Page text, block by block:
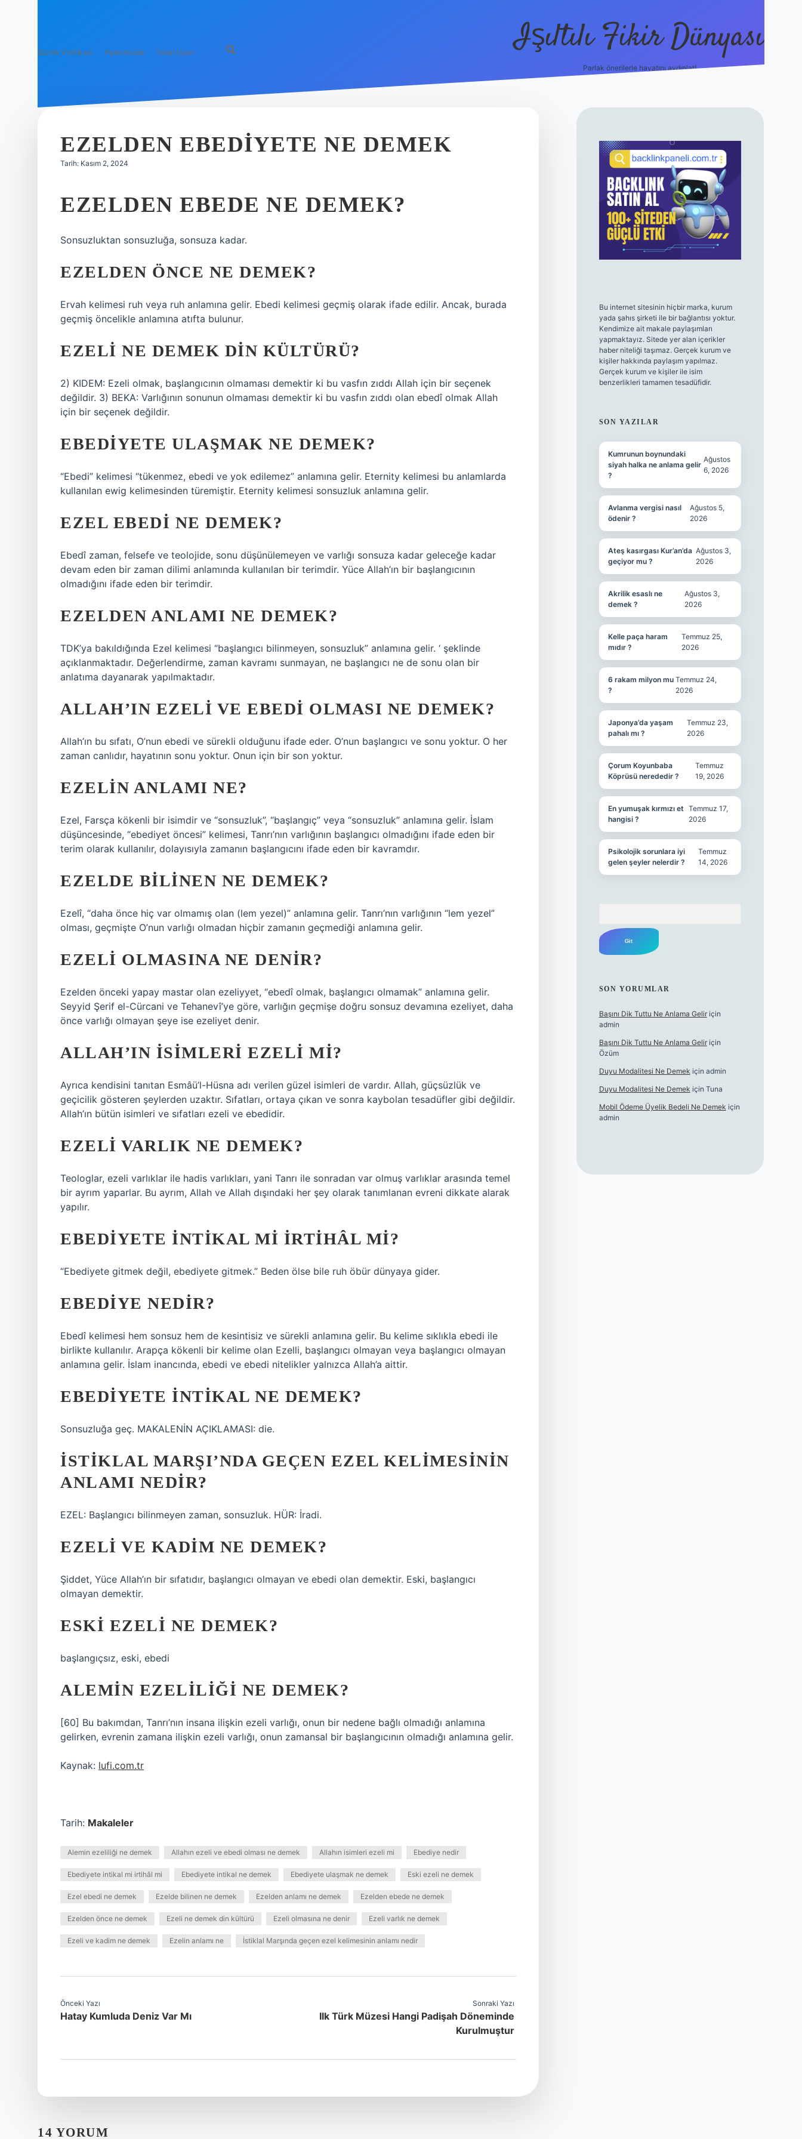
Gizlilik Politikası Hakkımızda Yasal Uyarı Işıltılı Fikir Dünyası
Parlak önerilerle hayatını aydınlat!
EZELDEN EBEDIYETE NE DEMEK
Tarih: Kasım 2, 2024
EZELDEN EBEDE NE DEMEK?
Sonsuzluktan sonsuzluğa, sonsuza kadar.
EZELDEN ÖNCE NE DEMEK?
Ervah kelimesi ruh veya ruh anlamına gelir. Ebedi kelimesi geçmiş olarak ifade edilir. Ancak, burada
geçmiş öncelikle anlamına atıfta bulunur.
EZELI NE DEMEK DIN KÜLTÜRÜ?
2) KIDEM: Ezeli olmak, başlangıcının olmaması demektir ki bu vasfın zıddı Allah için bir seçenek
değildir. 3) BEKA: Varlığının sonunun olmaması demektir ki bu vasfın zıddı olan ebedî olmak Allah
için bir seçenek değildir.
EBEDIYETE ULAŞMAK NE DEMEK?
“Ebedi” kelimesi “tükenmez, ebedi ve yok edilemez” anlamına gelir. Eternity kelimesi bu anlamlarda
kullanılan ewig kelimesinden türemiştir. Eternity kelimesi sonsuzluk anlamına gelir.
EZEL EBEDI NE DEMEK?
Ebedî zaman, felsefe ve teolojide, sonu düşünülemeyen ve varlığı sonsuza kadar geleceğe kadar
devam eden bir zaman dilimi anlamında kullanılan bir terimdir. Yüce Allah’ın bir başlangıcının
olmadığını ifade eden bir terimdir.
EZELDEN ANLAMI NE DEMEK?
TDK’ya bakıldığında Ezel kelimesi “başlangıcı bilinmeyen, sonsuzluk” anlamına gelir. ‘ şeklinde
açıklanmaktadır. Değerlendirme, zaman kavramı sunmayan, ne başlangıcı ne de sonu olan bir
anlatıma dayanarak yapılmaktadır.
ALLAH’IN EZELI VE EBEDI OLMASI NE DEMEK?
Allah’ın bu sıfatı, O’nun ebedi ve sürekli olduğunu ifade eder. O’nun başlangıcı ve sonu yoktur. O her
zaman canlıdır, hayatının sonu yoktur. Onun için bir son yoktur.
EZELIN ANLAMI NE?
Ezel, Farsça kökenli bir isimdir ve “sonsuzluk”, “başlangıç” veya “sonsuzluk” anlamına gelir. İslam
düşüncesinde, “ebediyet öncesi” kelimesi, Tanrı’nın varlığının başlangıcı olmadığını ifade eden bir
terim olarak kullanılır, dolayısıyla zamanın başlangıcını ifade eden bir kavramdır.
EZELDE BILINEN NE DEMEK?
Ezelî, “daha ​​önce hiç var olmamış olan (lem yezel)” anlamına gelir. Tanrı’nın varlığının “lem yezel”
olması, geçmişte O’nun varlığı olmadan hiçbir zamanın geçmediği anlamına gelir.
EZELI OLMASINA NE DENIR?
Ezelden önceki yapay mastar olan ezeliyyet, “ebedî olmak, başlangıcı olmamak” anlamına gelir.
Seyyid Şerif el-Cürcani ve Tehanevî’ye göre, varlığın geçmişe doğru sonsuz devamına ezeliyet, daha
önce varlığı olmayan şeye ise ezeliyet denir.
ALLAH’IN ISIMLERI EZELI MI?
Ayrıca kendisini tanıtan Esmâü’l-Hüsna adı verilen güzel isimleri de vardır. Allah, güçsüzlük ve
geçicilik gösteren şeylerden uzaktır. Sıfatları, ortaya çıkan ve sonra kaybolan tesadüfler gibi değildir.
Allah’ın bütün isimleri ve sıfatları ezeli ve ebedidir.
EZELI VARLIK NE DEMEK?
Teologlar, ezeli varlıklar ile hadis varlıkları, yani Tanrı ile sonradan var olmuş varlıklar arasında temel
bir ayrım yaparlar. Bu ayrım, Allah ve Allah dışındaki her şey olarak tanımlanan evreni dikkate alarak
yapılır.
EBEDIYETE INTIKAL MI IRTIHÂL MI?
“Ebediyete gitmek değil, ebediyete gitmek.” Beden ölse bile ruh öbür dünyaya gider.
EBEDIYE NEDIR?
Ebedî kelimesi hem sonsuz hem de kesintisiz ve sürekli anlamına gelir. Bu kelime sıklıkla ebedi ile
birlikte kullanılır. Arapça kökenli bir kelime olan Ezelli, başlangıcı olmayan veya başlangıcı olmayan
anlamına gelir. İslam inancında, ebedi ve ebedi nitelikler yalnızca Allah’a aittir.
EBEDIYETE INTIKAL NE DEMEK?
Sonsuzluğa geç. MAKALENİN AÇIKLAMASI: die.
İSTIKLAL MARŞI’NDA GEÇEN EZEL KELIMESININ
ANLAMI NEDIR?
EZEL: Başlangıcı bilinmeyen zaman, sonsuzluk. HÜR: İradi.
EZELI VE KADIM NE DEMEK?
Şiddet, Yüce Allah’ın bir sıfatıdır, başlangıcı olmayan ve ebedi olan demektir. Eski, başlangıcı
olmayan demektir.
ESKI EZELI NE DEMEK?
başlangıçsız, eski, ebedi
ALEMIN EZELILIĞI NE DEMEK?
[60] Bu bakımdan, Tanrı’nın insana ilişkin ezeli varlığı, onun bir nedene bağlı olmadığı anlamına
gelirken, evrenin zamana ilişkin ezeli varlığı, onun zamansal bir başlangıcının olmadığı anlamına gelir.
Kaynak: lufi.com.tr
Tarih: Makaleler
Alemin ezeliliği ne demek Allahın ezeli ve ebedi olması ne demek Allahın isimleri ezeli mi Ebediye nedir
Ebediyete intikal mi irtihâl mi Ebediyete intikal ne demek Ebediyete ulaşmak ne demek Eski ezeli ne demek
Ezel ebedi ne demek Ezelde bilinen ne demek Ezelden anlamı ne demek Ezelden ebede ne demek
Ezelden önce ne demek Ezeli ne demek din kültürü Ezeli olmasına ne denir Ezeli varlık ne demek
Ezeli ve kadim ne demek Ezelin anlamı ne İstiklal Marşında geçen ezel kelimesinin anlamı nedir
Önceki Yazı
Hatay Kumluda Deniz Var Mı
Sonraki Yazı
Ilk Türk Müzesi Hangi Padişah Döneminde
Kurulmuştur
14 YORUM
SIDEBAR
Bu internet sitesinin hiçbir marka, kurum
yada şahıs şirketi ile bir bağlantısı yoktur.
Kendimize ait makale paylaşımları
yapmaktayız. Sitede yer alan içerikler
haber niteliği taşımaz. Gerçek kurum ve
kişiler hakkında paylaşım yapılmaz.
Gerçek kurum ve kişiler ile isim
benzerlikleri tamamen tesadüfidir.
SON YAZILAR
Kumrunun boynundaki
siyah halka ne anlama gelir
?
Ağustos
6, 2026
Avlanma vergisi nasıl
ödenir ?
Ağustos 5,
2026
Ateş kasırgası Kur’an’da
geçiyor mu ?
Ağustos 3,
2026
Akrilik esaslı ne
demek ?
Ağustos 3,
2026
Kelle paça haram
mıdır ?
Temmuz 25,
2026
6 rakam milyon mu
?
Temmuz 24,
2026
Japonya’da yaşam
pahalı mı ?
Temmuz 23,
2026
Çorum Koyunbaba
Köprüsü nerededir ?
Temmuz
19, 2026
En yumuşak kırmızı et
hangisi ?
Temmuz 17,
2026
Psikolojik sorunlara iyi
gelen şeyler nelerdir ?
Temmuz
14, 2026
SON YORUMLAR
Başını Dik Tuttu Ne Anlama Geliriçin
admin
Başını Dik Tuttu Ne Anlama Geliriçin
Özüm
Duyu Modalitesi Ne Demek için admin
Duyu Modalitesi Ne Demek için Tuna
Mobil Ödeme Üyelik Bedeli Ne Demek için
admin
ilbet canlı maç izle